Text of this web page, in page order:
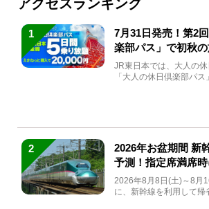
アクセスランキング
1
7月31日発売！第2
楽部パス」で初秋
JR東日本では、大人の
「大人の休日倶楽部パ
2
2026年お盆期間 新
予測！指定席満席
急券も解説
2026年8月8日(土)～8月
に、新幹線を利用して帰